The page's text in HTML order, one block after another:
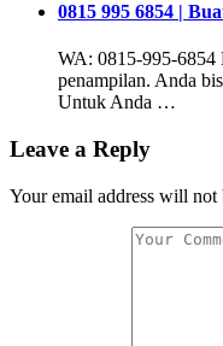
0815 995 6854 |
WA: 0815-995-6854
penampilan. Anda
Untuk Anda …
Leave a Reply
Your email address will not